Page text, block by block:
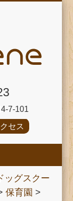
7-101
セス
ッグスクー
保育園 >